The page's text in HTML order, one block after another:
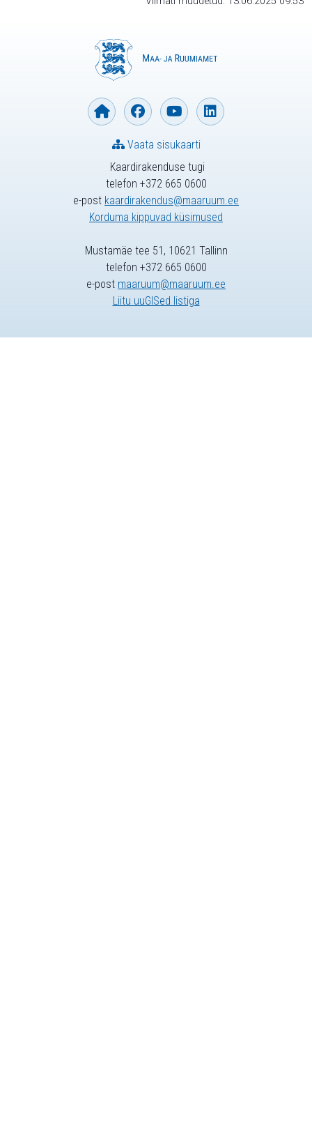
Kaardirakenduse tugi
telefon +372 665 0600
e-post kaardirakendus@maaruum.ee
Korduma kippuvad küsimused
Vaata sisukaarti
Mustamäe tee 51, 10621 Tallinn
telefon +372 665 0600
e-post maaruum@maaruum.ee
Liitu uuGISed listiga